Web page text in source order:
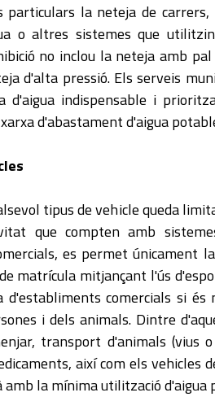
particulars la neteja de
o altres sistemes que
no inclou la neteja amb
d'alta pressió. Els serveis
d'aigua indispensable i
d'abastament d'aigua
tipus de vehicle queda
que compten amb
es permet únicament
matrícula mitjançant l'ús
d'establiments comercials si
i dels animals. Dintre
transport d'animals (vius
així com els vehicles
la mínima utilització d'aigua